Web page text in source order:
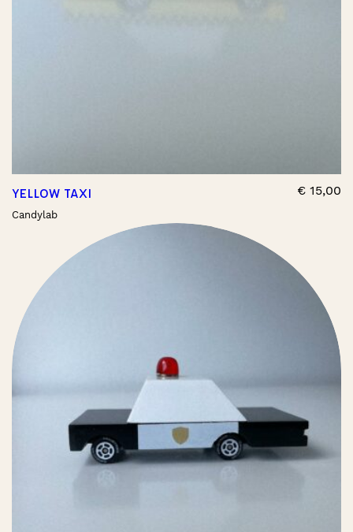
YELLOW TAXI
Candylab
€ 15,00